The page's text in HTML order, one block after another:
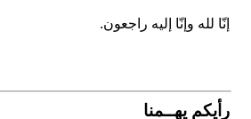
إنّا لله وإنّا إليه راجعون.
رأيكم يهــمنا